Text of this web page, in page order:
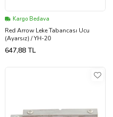
Kargo Bedava
Red Arrow Leke Tabancası Ucu
(Ayarsız) / YH-20
647,88 TL